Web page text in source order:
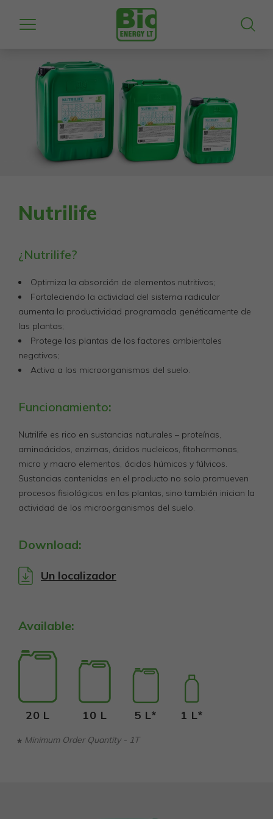
Nutrilife
¿Nutrilife?
Optimiza la absorción de elementos nutritivos;
Fortaleciendo la actividad del sistema radicular
aumenta la productividad programada genéticamente de
las plantas;
Protege las plantas de los factores ambientales
negativos;
Activa a los microorganismos del suelo.
Funcionamiento:
Nutrilife es rico en sustancias naturales – proteínas,
aminoácidos, enzimas, ácidos nucleicos, fitohormonas,
micro y macro elementos, ácidos húmicos y fúlvicos.
Sustancias contenidas en el producto no solo promueven
procesos fisiológicos en las plantas, sino también inician la
actividad de los microorganismos del suelo.
Download:
Un localizador
Available:
20 L 10 L 5 L* 1 L*
Minimum Order Quantity - 1T